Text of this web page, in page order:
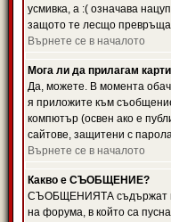
усмивка, а :( означава
защото те лесщо
Върнете се в началото
Мога ли да прилагам
Да, можете. В момента
я приложите към
компютър (освен ако е
сайтове, защитени с
Върнете се в началото
Какво е СЪОБЩЕНИЕ?
СЪОБЩЕНИЯТА съдържат
на форума, в който са